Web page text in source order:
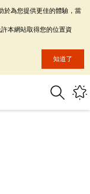
於為您提供更佳的體驗，當
本網站取得您的位置資
知道了